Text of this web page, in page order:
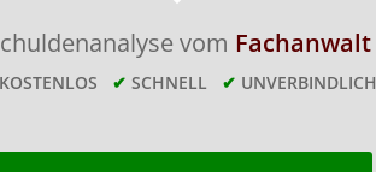
vom Fachanwalt
KOSTENLOS ✔ SCHNELL ✔ UNVERBINDLICH